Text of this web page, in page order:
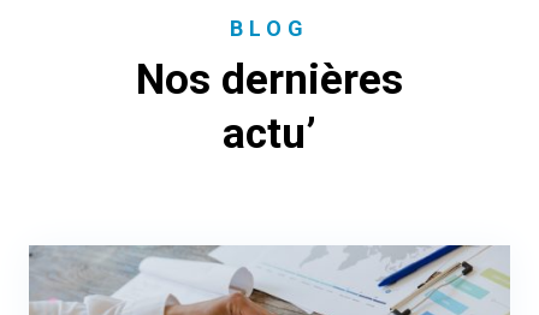
BLOG
Nos dernières
actu’